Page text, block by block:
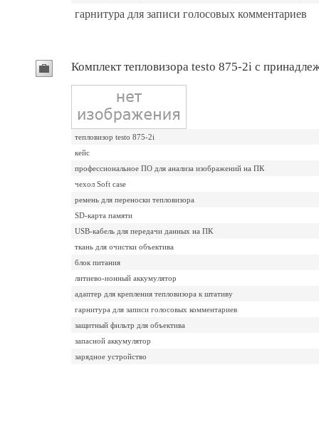
гарнитура для записи голосовых комментариев
Комплект тепловизора testo 875-2i с
тепловизор testo 875-2i
кейс
профессиональное ПО для анализа изображений на ПК
чехол Soft case
ремень для переноски тепловизора
SD-карта памяти
USB-кабель для передачи данных на ПК
ткань для очистки объектива
блок питания
литиево-ионный аккумулятор
адаптер для крепления тепловизора к штативу
гарнитура для записи голосовых комментариев
защитный фильтр для объектива
запасной аккумулятор
зарядное устройство